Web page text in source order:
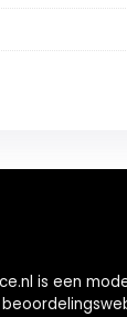
is een